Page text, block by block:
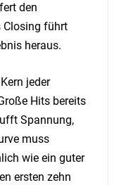
den
Closing führt
heraus.
jeder
Hits bereits
Spannung,
muss
wie ein guter
ersten zehn